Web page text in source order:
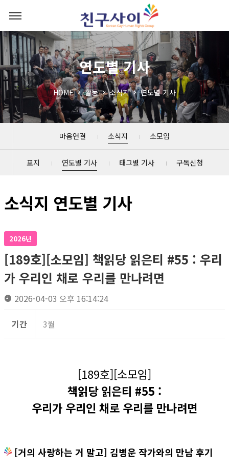
연도별 기사
HOME 활동 소식지 연도별 기사
마음연결 소식지 소모임
표지 연도별 기사 태그별 기사 구독신청
소식지 연도별 기사
2026년
[189호][소모임] 책읽당 읽은티 #55 : 우리
가 우리인 채로 우리를 만나려면
2026-04-03 오후 16:14:24
기간 3월
[189호][소모임]
책읽당 읽은티 #55 :
우리가 우리인 채로 우리를 만나려면
[거의 사랑하는 거 말고] 김병운 작가와의 만남 후기